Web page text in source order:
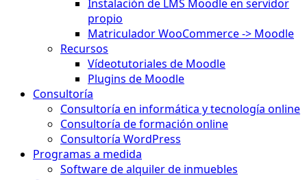
Instalación de LMS Moodle en servidor
propio
Matriculador WooCommerce -> Moodle
Recursos
Vídeotutoriales de Moodle
Plugins de Moodle
Consultoría
Consultoría en informática y tecnología online
Consultoría de formación online
Consultoría WordPress
Programas a medida
Software de alquiler de inmuebles